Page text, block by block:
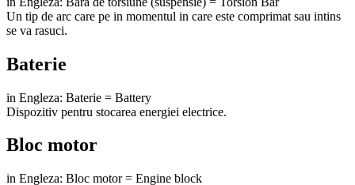
Un tip de arc care pe in momentul in care este comprimat sau intins
se va rasuci.
Baterie
in Engleza: Baterie = Battery
Dispozitiv pentru stocarea energiei electrice.
Bloc motor
in Engleza: Bloc motor = Engine block